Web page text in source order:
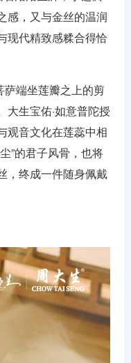
感，又与金丝的温润
现代精致感糅合得恰
端坐莲瓣之上的剪
大生宝佑·如意普陀授
观音文化在莲蕊中相
”的君子风骨，也将
，终成一件随身佩戴